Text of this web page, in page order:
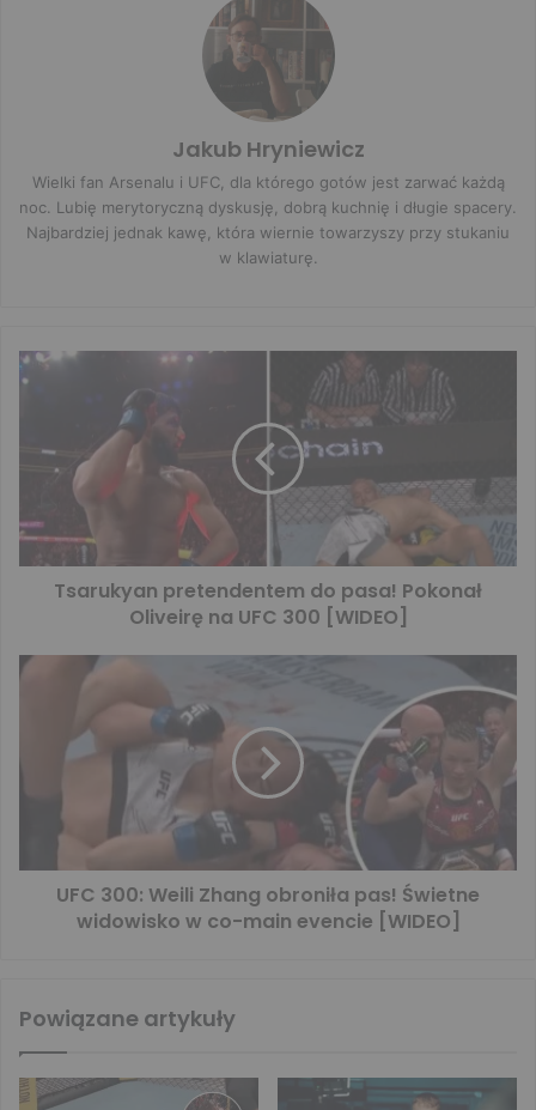
Jakub Hryniewicz
Wielki fan Arsenalu i UFC, dla którego gotów jest zarwać każdą
noc. Lubię merytoryczną dyskusję, dobrą kuchnię i długie spacery.
Najbardziej jednak kawę, która wiernie towarzyszy przy stukaniu
w klawiaturę.
Tsarukyan pretendentem do pasa! Pokonał
Oliveirę na UFC 300 [WIDEO]
UFC 300: Weili Zhang obroniła pas! Świetne
widowisko w co-main evencie [WIDEO]
Powiązane artykuły